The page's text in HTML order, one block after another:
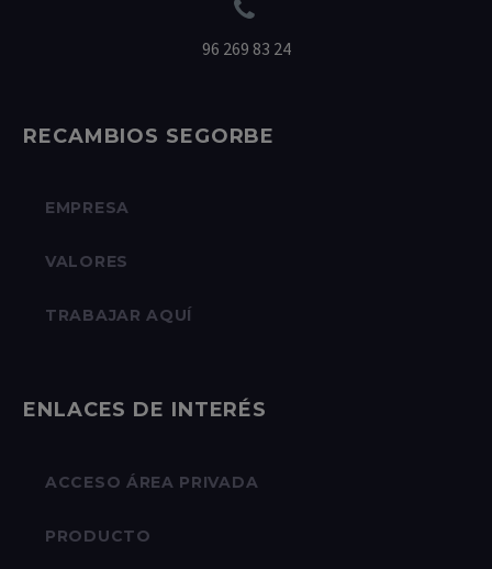


96 269 83 24
RECAMBIOS SEGORBE
EMPRESA
VALORES
TRABAJAR AQUÍ
ENLACES DE INTERÉS
ACCESO ÁREA PRIVADA
PRODUCTO